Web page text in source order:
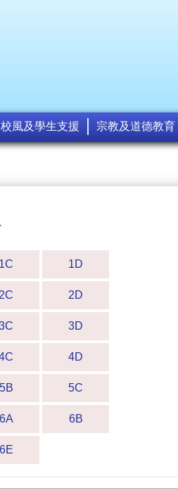
校風及學生支援 宗教及道德教育
1C 1D
2C 2D
3D
4D
5B 5C
6A 6B
6E